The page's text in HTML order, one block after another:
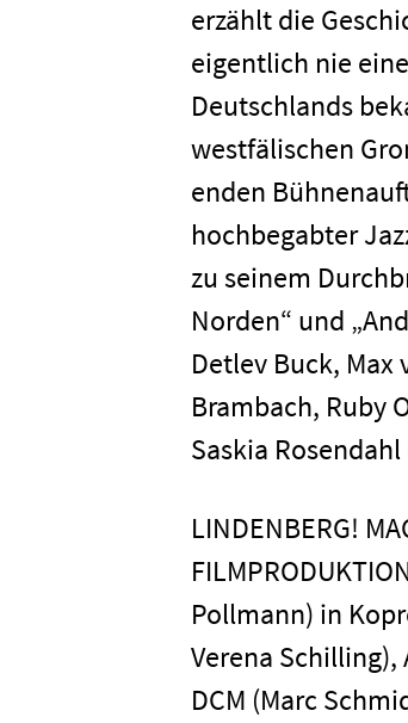
erzählt die
eigentlich nie
Deutschlands
westfälischen
enden
hochbegabter
zu seinem
Norden“ und
Detlev Buck,
Brambach, Ruby
Saskia Rosendahl
LINDENBERG!
Pollmann) in
Verena Schilling),
DCM (Marc